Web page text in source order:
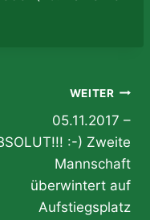
WEITER
05.11.2017 –
:-) Zweite
Mannschaft
überwintert auf
Aufstiegsplatz